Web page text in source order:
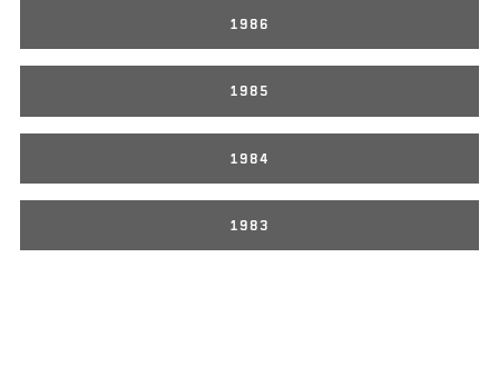
1986
1985
1984
1983